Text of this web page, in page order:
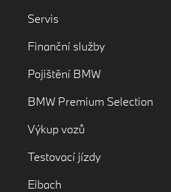
Servis
Finanční služby
Pojištění BMW
BMW Premium Selection
Výkup vozů
Testovací jízdy
Eibach